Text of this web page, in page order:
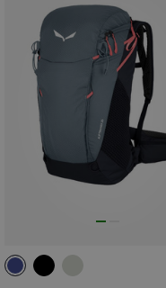
25L